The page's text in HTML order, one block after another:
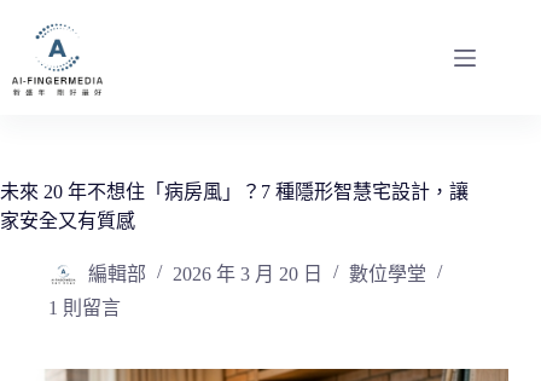
主
要
未來 20 年不想住「病房風」？7 種隱形智慧宅設計，讓
家安全又有質感
編輯部 2026 年 3 月 20 日
數位學堂
1 則留言